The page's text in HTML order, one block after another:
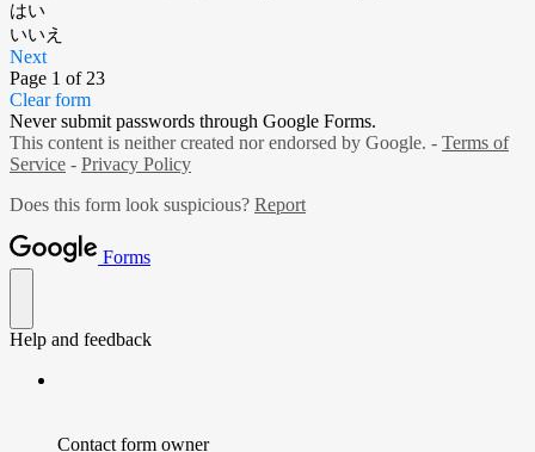
はい
いいえ
Next
Page 1 of 23
Clear form
Never submit passwords through Google Forms.
This content is neither created nor endorsed by Google. - Terms of
Service - Privacy Policy
Does this form look suspicious? Report
Forms
Help and feedback
Contact form owner